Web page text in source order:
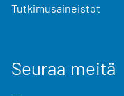
Tutkimusaineistot
Seuraa meitä